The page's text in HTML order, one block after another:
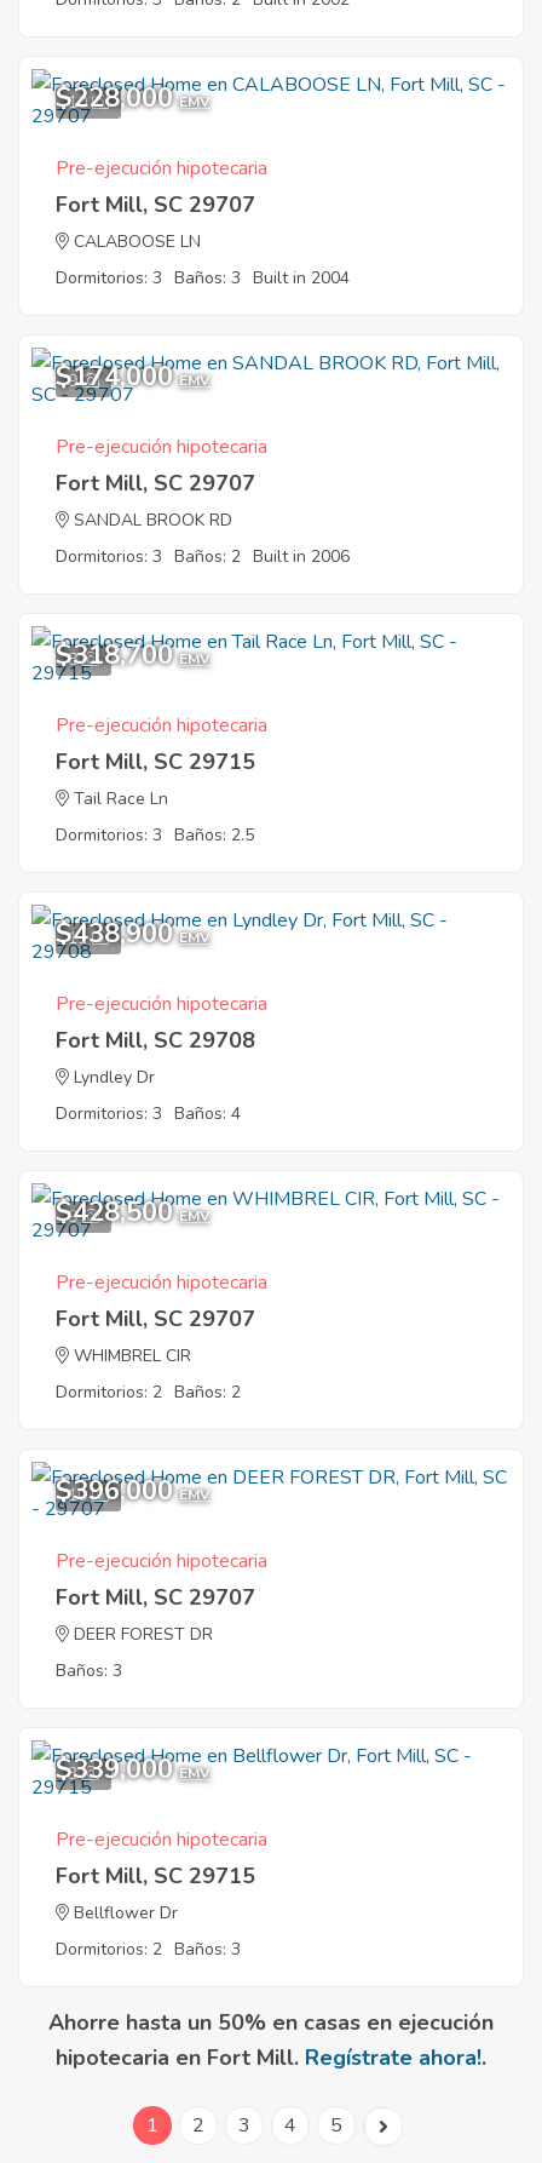
10
$228,000 EMV
Pre-ejecución hipotecaria
Fort Mill, SC 29707
CALABOOSE LN
Dormitorios: 3 Baños: 3 Built in 2004
9
$174,000 EMV
Pre-ejecución hipotecaria
Fort Mill, SC 29707
SANDAL BROOK RD
Dormitorios: 3 Baños: 2 Built in 2006
8
$318,700 EMV
Pre-ejecución hipotecaria
Fort Mill, SC 29715
Tail Race Ln
Dormitorios: 3 Baños: 2.5
11
$438,900 EMV
Pre-ejecución hipotecaria
Fort Mill, SC 29708
Lyndley Dr
Dormitorios: 3 Baños: 4
9
$428,500 EMV
Pre-ejecución hipotecaria
Fort Mill, SC 29707
WHIMBREL CIR
Dormitorios: 2 Baños: 2
10
$396,000 EMV
Pre-ejecución hipotecaria
Fort Mill, SC 29707
DEER FOREST DR
Baños: 3
3
$339,000 EMV
Pre-ejecución hipotecaria
Fort Mill, SC 29715
Bellflower Dr
Dormitorios: 2 Baños: 3
Ahorre hasta un 50% en casas en ejecución
hipotecaria en Fort Mill. Regístrate ahora!.
1 2 3 4 5